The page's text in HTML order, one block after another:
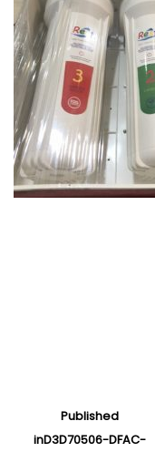
Published
inD3D70506-DFAC-